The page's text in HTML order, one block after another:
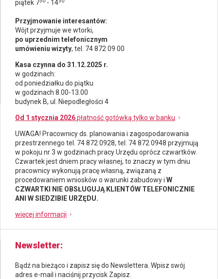
piątek 7 - 14
Przyjmowanie interesantów:
Wójt przyjmuje we wtorki,
po uprzednim telefonicznym
umówieniu wizyty, tel. 74 872 09 00
Kasa czynna do 31.12.2025 r.
w godzinach:
od poniedziałku do piątku
w godzinach 8.00-13.00
budynek B, ul. Niepodległości 4
Od 1 stycznia 2026płatność gotówką tylko w banku
UWAGA! Pracownicy ds. planowania i zagospodarowania
przestrzennego tel. 74 872 0928, tel. 74 872 0948 przyjmują
w pokoju nr 3 w godzinach pracy Urzędu oprócz czwartków.
Czwartek jest dniem pracy własnej, to znaczy w tym dniu
pracownicy wykonują pracę własną, związaną z
procedowaniem wniosków o warunki zabudowy i W
CZWARTKI NIE OBSŁUGUJĄ KLIENTÓW TELEFONICZNIE
ANI W SIEDZIBIE URZĘDU.
więcej informacji
Newsletter
Bądź na bieżąco i zapisz się do Newslettera. Wpisz swój
adres e-mail i naciśnij przycisk Zapisz.